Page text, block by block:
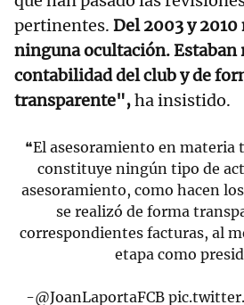
pertinentes. Del 2003 y
ninguna ocultación. Estaban
contabilidad del club y de
transparente",ha insistido.
❝El asesoramiento en
constituye ningún tipo de
asesoramiento, como hacen
se realizó de forma
correspondientes facturas, al
etapa como
-@JoanLaportaFCB